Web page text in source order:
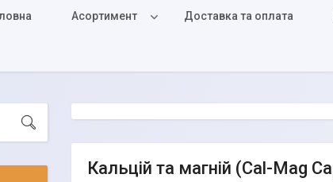
Асортимент Доставка та оплата
Кальцій та магній (Cal-Mag